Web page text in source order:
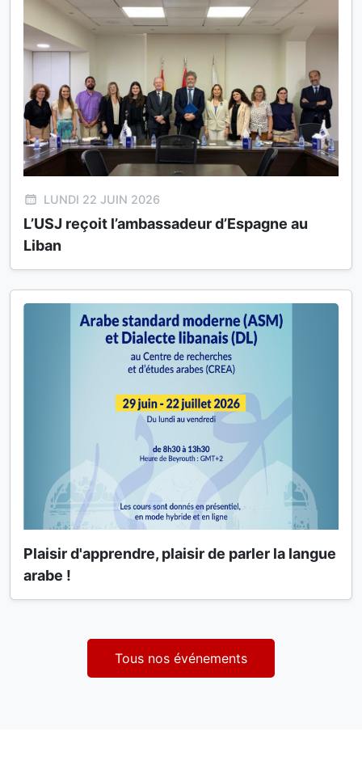
LUNDI 22 JUIN 2026
L’USJ reçoit l’ambassadeur d’Espagne au
Liban
Plaisir d'apprendre, plaisir de parler la langue
arabe !
Tous nos événements